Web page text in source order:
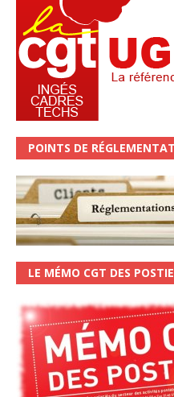
POINTS DE
LE MÉMO CGT DES